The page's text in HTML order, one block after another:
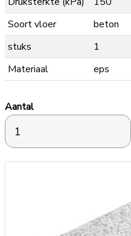
Soort vloer
beton
stuks
1
Materiaal
eps
Aantal